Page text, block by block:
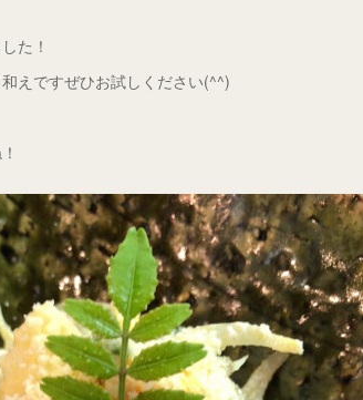
た！
えですぜひお試しください(^^)